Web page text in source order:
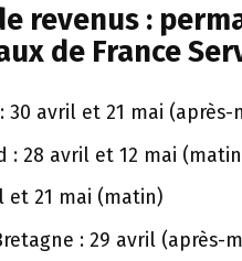
revenus :
de France
30 avril et 21 mai (après-
: 28 avril et 12 mai
et 21 mai (matin)
: 29 avril (après-